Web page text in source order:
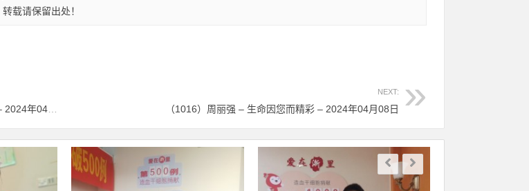
载请保留出处！
NEXT:
（1016）周丽强 – 生命因您而精彩 – 2024年04月08日